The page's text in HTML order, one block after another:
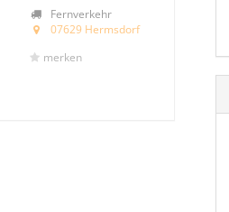
Fernverkehr
07629 Hermsdorf
merken